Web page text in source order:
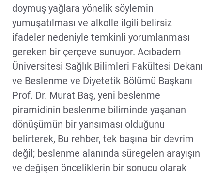
doymuş yağlara yönelik söylemin
yumuşatılması ve alkolle ilgili belirsiz
ifadeler nedeniyle temkinli yorumlanması
gereken bir çerçeve sunuyor. Acıbadem
Üniversitesi Sağlık Bilimleri Fakültesi Dekanı
ve Beslenme ve Diyetetik Bölümü Başkanı
Prof. Dr. Murat Baş, yeni beslenme
piramidinin beslenme biliminde yaşanan
dönüşümün bir yansıması olduğunu
belirterek, Bu rehber, tek başına bir devrim
değil; beslenme alanında süregelen arayışın
ve değişen önceliklerin bir sonucu olarak